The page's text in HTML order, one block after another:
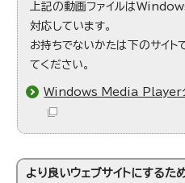
上記の動画ファイルは
対応しています。
お持ちでないかたは下のサイト
てください。
Windows Media Playerダ
より良いウェブサイトにするた